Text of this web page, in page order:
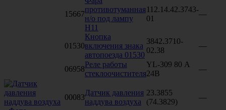
15667
противотуманная
н/о под лампу
H11
112.14.42.3743-
01
—
01530
Кнопка
включения знака
автопоезда 01530
3842.3710-
02.38
—
06958
Реле работы
стеклоочистителя
YL-309 80 А
24В
—
00083
Датчик давления
наддува воздуха
23.3855
(74.3829)
—